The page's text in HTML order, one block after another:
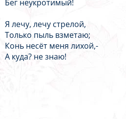
Бег неукротимый!
Я лечу, лечу стрелой,
Только пыль взметаю;
Конь несёт меня лихой,-
А куда? не знаю!